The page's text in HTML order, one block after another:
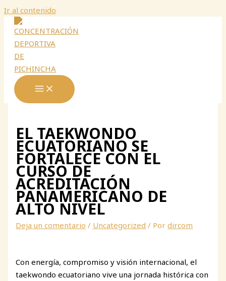
Ir al contenido
EL TAEKWONDO
ECUATORIANO SE
FORTALECE CON EL
CURSO DE
ACREDITACIÓN
PANAMERICANO DE
ALTO NIVEL
Deja un comentario / Uncategorized / Pordircom
Con energía, compromiso y visión internacional, el
taekwondo ecuatoriano vive una jornada histórica con